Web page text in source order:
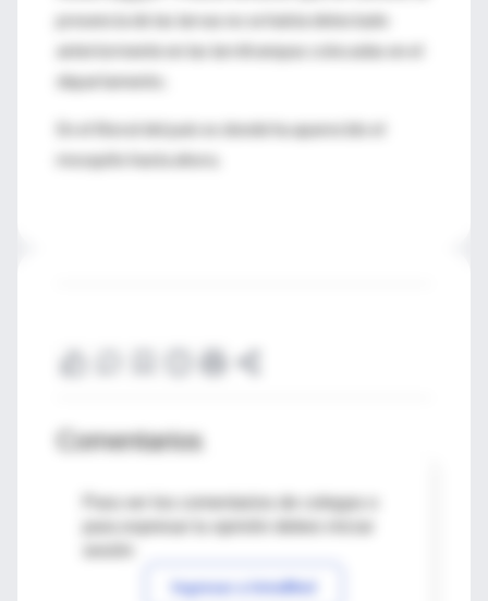
presencia de las larvas no se había detectado
anteriormente en las larvitrampas colocadas en el
departamento.
En el litoral del país es donde ha aparecido el
mosquito hasta ahora.
Comentarios
Para ver los comentarios de colegas o
Ingresar a IntraMed